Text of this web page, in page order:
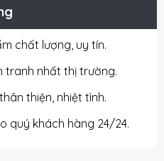
chất lượng, uy tín.
tranh nhất thị trường.
thiện, nhiệt tình.
quý khách hàng 24/24.